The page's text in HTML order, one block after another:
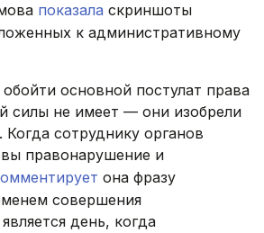
показала скриншоты
к административному
основной постулат права
силы не имеет — они изобрели
сотруднику органов
вы правонарушение и
она фразу
совершения
день, когда